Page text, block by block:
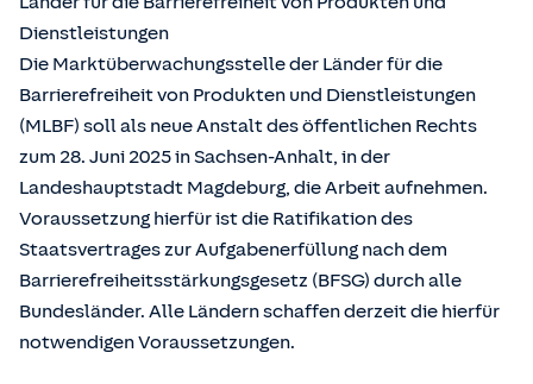
Dienstleistungen
Die Marktüberwachungsstelle der Länder für die
Barrierefreiheit von Produkten und Dienstleistungen
(MLBF) soll als neue Anstalt des öffentlichen Rechts
zum 28. Juni 2025 in Sachsen-Anhalt, in der
Landeshauptstadt Magdeburg, die Arbeit aufnehmen.
Voraussetzung hierfür ist die Ratifikation des
Staatsvertrages zur Aufgabenerfüllung nach dem
Barrierefreiheitsstärkungsgesetz (BFSG) durch alle
Bundesländer. Alle Ländern schaffen derzeit die hierfür
notwendigen Voraussetzungen.